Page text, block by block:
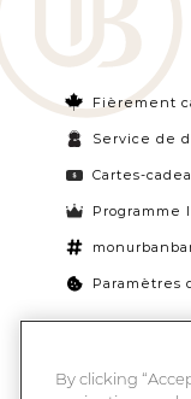
Fièrement
Service de
Cartes-
Programme
Paramètres
By clicking